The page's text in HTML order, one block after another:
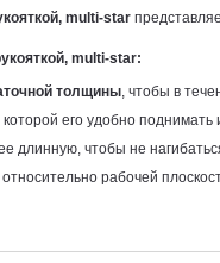
multi-star
multi-star:
толщины, чтобы в
его удобно поднимать
длинную, чтобы не
рабочей